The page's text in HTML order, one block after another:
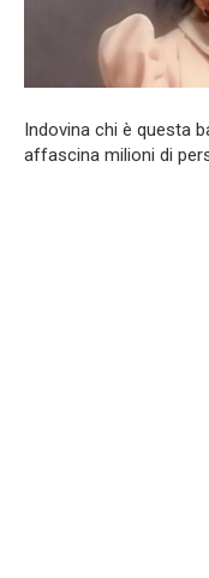
Indovina chi è questa
affascina milioni di